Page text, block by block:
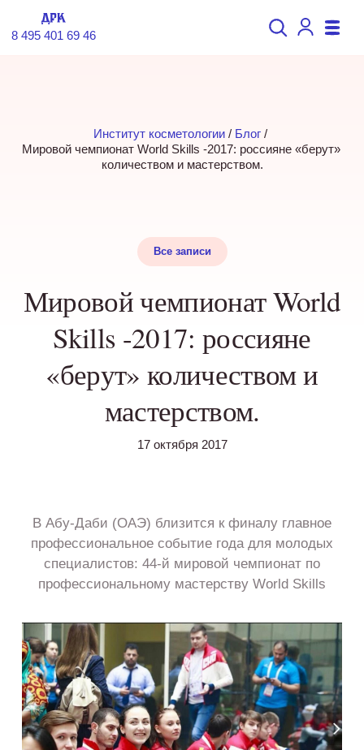
8 495 401 69 46
Институт косметологии / Блог /
Мировой чемпионат World Skills -2017: россияне «берут»
количеством и мастерством.
Все записи
Мировой чемпионат World
Skills -2017: россияне
«берут» количеством и
мастерством.
17 октября 2017
В Абу-Даби (ОАЭ) близится к финалу главное
профессиональное событие года для молодых
специалистов: 44-й мировой чемпионат по
профессиональному мастерству World Skills